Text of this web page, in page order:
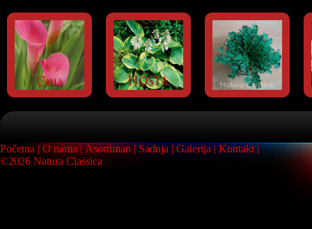
Početna O nama Asortiman Sadnja Galerija
Kontakt
©2026 Natura Classica